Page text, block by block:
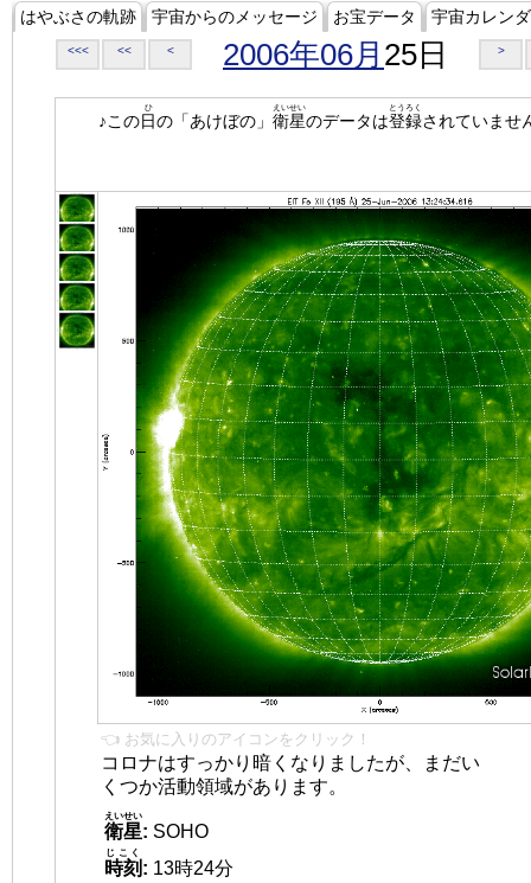
はやぶさの軌跡 宇宙からのメッセージ お宝データ 宇宙カレン
<<< << < 2006年06月 25日 >
♪この日
ひ
の「あけぼの」 衛星
えいせい
のデータは登録
とうろく
されていませ
👈 お気に入りのアイコンをクリック！
コロナはすっかり暗くなりましたが、まだい
くつか活動領域があります。
衛星
えいせい
: SOHO
時刻
じこく
: 13時24分